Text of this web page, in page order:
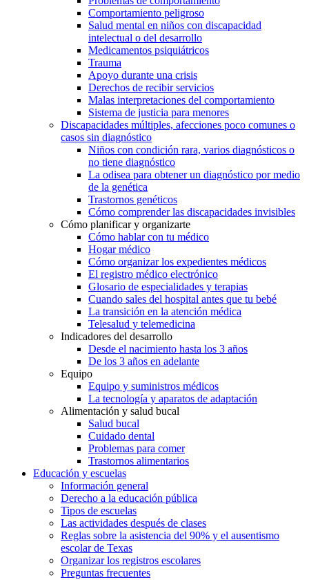
Comportamiento peligroso
Salud mental en niños con discapacidad
intelectual o del desarrollo
Medicamentos psiquiátricos
Trauma
Apoyo durante una crisis
Derechos de recibir servicios
Malas interpretaciones del comportamiento
Sistema de justicia para menores
Discapacidades múltiples, afecciones poco comunes o
casos sin diagnóstico
Niños con condición rara, varios diagnósticos o
no tiene diagnóstico
La odisea para obtener un diagnóstico por medio
de la genética
Trastornos genéticos
Cómo comprender las discapacidades invisibles
Cómo planificar y organizarte
Cómo hablar con tu médico
Hogar médico
Cómo organizar los expedientes médicos
El registro médico electrónico
Glosario de especialidades y terapias
Cuando sales del hospital antes que tu bebé
La transición en la atención médica
Telesalud y telemedicina
Indicadores del desarrollo
Desde el nacimiento hasta los 3 años
De los 3 años en adelante
Equipo
Equipo y suministros médicos
La tecnología y aparatos de adaptación
Alimentación y salud bucal
Salud bucal
Cuidado dental
Problemas para comer
Trastornos alimentarios
Educación y escuelas
Información general
Derecho a la educación pública
Tipos de escuelas
Las actividades después de clases
Reglas sobre la asistencia del 90% y el ausentismo
escolar de Texas
Organizar los registros escolares
Preguntas frecuentes